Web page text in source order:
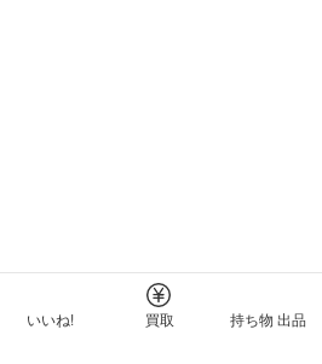
いいね! 買取 持ち物 出品